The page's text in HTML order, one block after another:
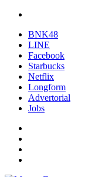
BNK48
LINE
Facebook
Starbucks
Netflix
Longform
Advertorial
Jobs